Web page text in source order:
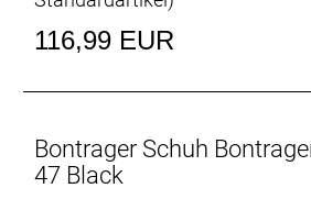
116,99 EUR
Bontrager Schuh
47 Black